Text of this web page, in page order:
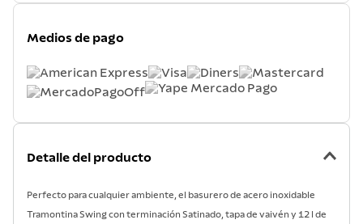
Medios de pago
Detalle del producto
Perfecto para cualquier ambiente, el basurero de acero inoxidable
Tramontina Swing con terminación Satinado, tapa de vaivén y 12 l de